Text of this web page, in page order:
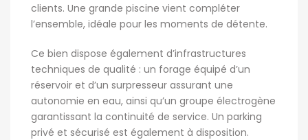
clients. Une grande piscine vient compléter
l’ensemble, idéale pour les moments de détente.
Ce bien dispose également d’infrastructures
techniques de qualité : un forage équipé d’un
réservoir et d’un surpresseur assurant une
autonomie en eau, ainsi qu’un groupe électrogène
garantissant la continuité de service. Un parking
privé et sécurisé est également à disposition.